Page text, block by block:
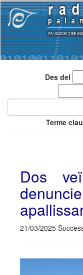
Des del
Terme clau
Dos
21/03/2025